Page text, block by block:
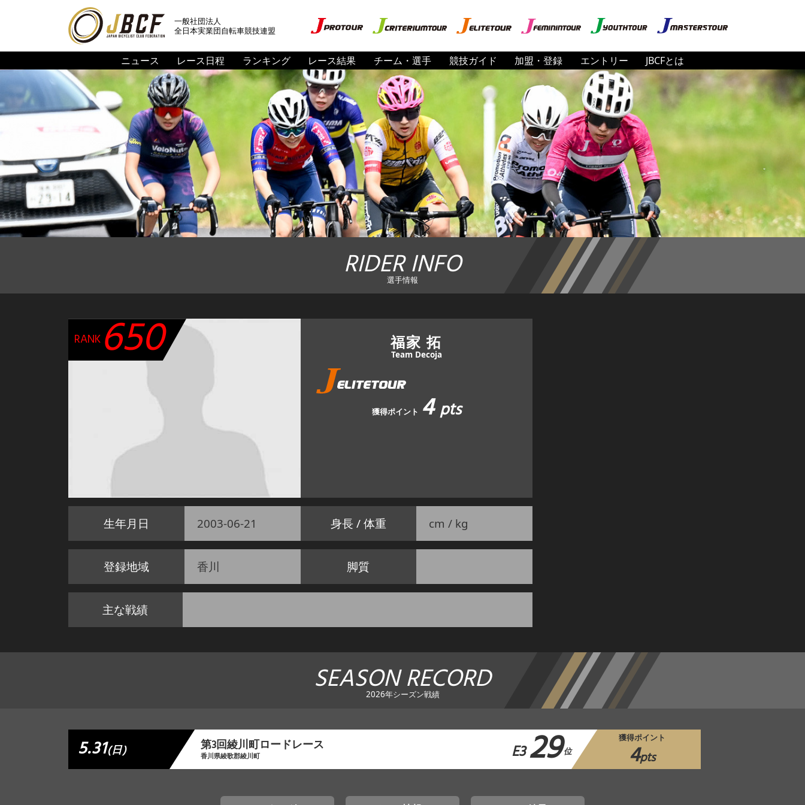
一般社団法人
全日本実業団自転車競技連盟
ニュース レース日程 ランキング レース結果 チーム・選手 競技ガイド 加盟・登録 エントリー JBCFとは
RIDER INFO
選手情報
RANK650 福家 拓
Team Decoja
獲得ポイント 4pts
生年月日 2003-06-21 身長 / 体重 cm / kg
登録地域 香川 脚質
主な戦績
SEASON RECORD
2026年シーズン戦績
5.31(日) 第3回綾川町ロードレース
香川県綾歌郡綾川町 E329 位
獲得ポイント
4pts